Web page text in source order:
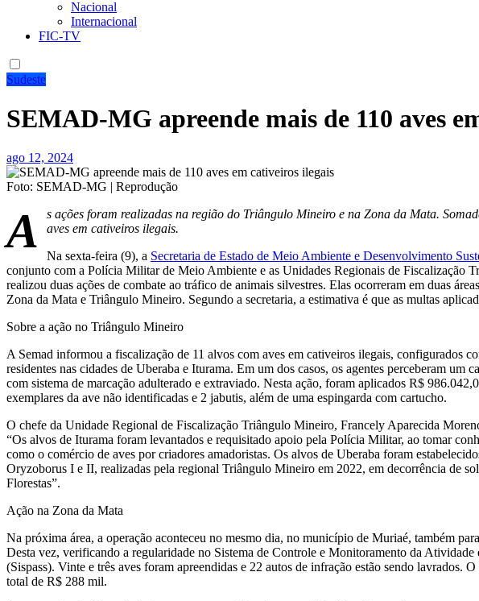
Nacional
Internacional
FIC-TV
Sudeste
SEMAD-MG apreende mais de 110 aves
ago 12, 2024
Foto: SEMAD-MG | Reprodução
A
s ações foram realizadas na região do Triângulo Mineiro e na Zona da Mata.
aves em cativeiros ilegais.
Na sexta-feira (9), a Secretaria de Estado de Meio Ambiente e Desenvolvimento
conjunto com a Polícia Militar de Meio Ambiente e as Unidades Regionais de Fiscalização
realizou duas ações de combate ao tráfico de animais silvestres. Elas ocorreram em duas
Zona da Mata e Triângulo Mineiro. Segundo a secretaria, a estimativa é que as multas
Sobre a ação no Triângulo Mineiro
A Semad informou a fiscalização de 11 alvos com aves em cativeiros ilegais, configurados
residentes nas cidades de Uberaba e Iturama. Em um dos casos, os agentes perceberam um
com sistema de marcação adulterado e extraviado. Nesta ação, foram aplicados R$
exemplares da ave não identificadas e 2 jabutis, além de uma espingarda com cartucho.
O chefe da Unidade Regional de Fiscalização Triângulo Mineiro, Francely Aparecida
“Os alvos de Iturama foram levantados e requisitado apoio pela Polícia Militar, ao tomar
como o comércio de aves por criadores amadoristas. Os alvos de Uberaba foram
Oryzoborus I e II, realizadas pela regional Triângulo Mineiro em 2022, em decorrência de
Florestas”.
Ação na Zona da Mata
Na próxima área, a operação aconteceu no mesmo dia, no município de Muriaé, também
Desta vez, verificando a regularidade no Sistema de Controle e Monitoramento da Atividade
(Sispass). Vinte e três aves foram apreendidas e 22 autos de infração estão sendo lavrados.
total de R$ 288 mil.